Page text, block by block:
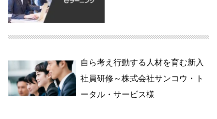
自ら考え行動する人材を育む新入
社員研修～株式会社サンコウ・ト
ータル・サービス様